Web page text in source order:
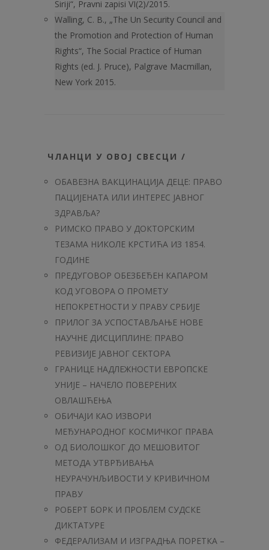
Siriji“, Pravni zapisi VI(2)/2015.
Walling, C. B., „The Un Security Council and
the Promotion and Protection of Human
Rights“, The Social Practice of Human
Rights (ed. J. Pruce), Palgrave Macmillan,
New York 2015.
ЧЛАНЦИ У ОВОЈ СВЕСЦИ /
ОБАВЕЗНА ВАКЦИНАЦИЈА ДЕЦЕ: ПРАВО
ПАЦИЈЕНАТА ИЛИ ИНТЕРЕС ЈАВНОГ
ЗДРАВЉА?
РИМСКО ПРАВО У ДОКТОРСКИМ
ТЕЗАМА НИКОЛЕ КРСТИЋА ИЗ 1854.
ГОДИНЕ
ПРЕДУГОВОР ОБЕЗБЕЂЕН КАПАРОМ
КОД УГОВОРА О ПРОМЕТУ
НЕПОКРЕТНОСТИ У ПРАВУ СРБИЈЕ
ПРИЛОГ ЗА УСПОСТАВЉАЊЕ НОВЕ
НАУЧНЕ ДИСЦИПЛИНЕ: ПРАВО
РЕВИЗИЈЕ ЈАВНОГ СЕКТОРА
ГРАНИЦЕ НАДЛЕЖНОСТИ ЕВРОПСКЕ
УНИЈЕ – НАЧЕЛО ПОВЕРЕНИХ
ОВЛАШЋЕЊА
ОБИЧАЈИ КАО ИЗВОРИ
МЕЂУНАРОДНОГ КОСМИЧКОГ ПРАВА
ОД БИОЛОШКОГ ДО МЕШОВИТОГ
МЕТОДА УТВРЂИВАЊА
НЕУРАЧУНЉИВОСТИ У КРИВИЧНОМ
ПРАВУ
РОБЕРТ БОРК И ПРОБЛЕМ СУДСКЕ
ДИКТАТУРЕ
ФЕДЕРАЛИЗАМ И ИЗГРАДЊА ПОРЕТКА –